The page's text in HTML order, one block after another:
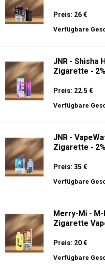
Preis: 26 €
Verfügbare
JNR - Shisha
Zigarette -
Preis: 22.5 €
Verfügbare
JNR -
Zigarette -
Preis: 35 €
Verfügbare
Merry-Mi - M-
Zigarette
Preis: 20 €
Verfügbare